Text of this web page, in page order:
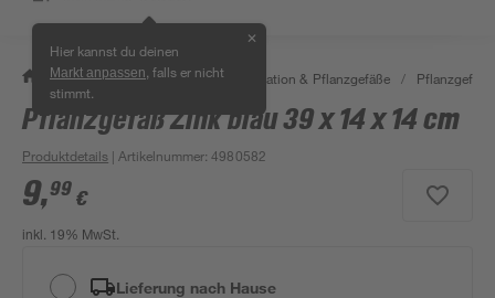
Hier kannst du deinen
Markt anpassen , falls er nicht
stimmt.
✕
/ Garten & Freizeit / Gartendekoration & Pflanzgefäße /
Pflanzgefäß Zink blau 39 x 14 x 14 cm
Produktdetails | Artikelnummer:4980582
9,99 €
inkl. 19% MwSt.
Lieferung nach Hause